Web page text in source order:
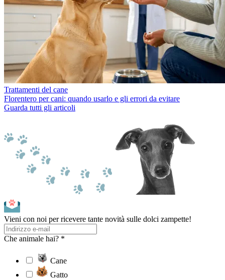
Trattamenti del cane
Florentero per cani: quando usarlo e gli errori da evitare
Guarda tutti gli articoli
Vieni con noi per ricevere tante novità sulle dolci zampette!
Che animale hai? *
Cane
Gatto